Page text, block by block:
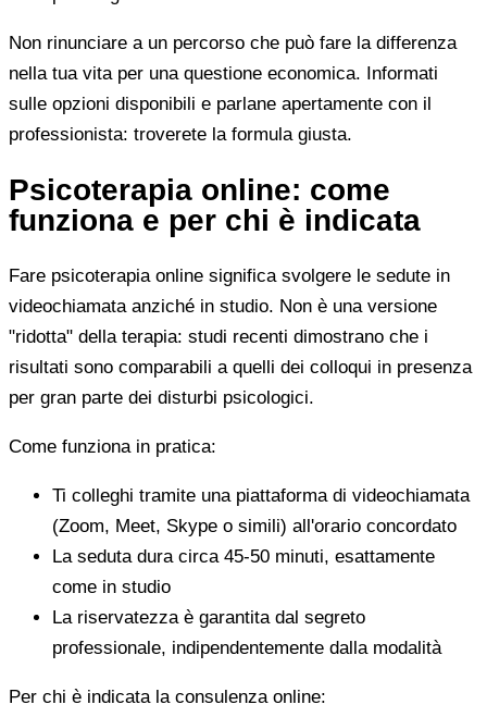
Non rinunciare a un percorso che può fare la differenza
nella tua vita per una questione economica. Informati
sulle opzioni disponibili e parlane apertamente con il
professionista: troverete la formula giusta.
Psicoterapia online: come
funziona e per chi è indicata
Fare psicoterapia online significa svolgere le sedute in
videochiamata anziché in studio. Non è una versione
"ridotta" della terapia: studi recenti dimostrano che i
risultati sono comparabili a quelli dei colloqui in presenza
per gran parte dei disturbi psicologici.
Come funziona in pratica:
Ti colleghi tramite una piattaforma di videochiamata
(Zoom, Meet, Skype o simili) all'orario concordato
La seduta dura circa 45-50 minuti, esattamente
come in studio
La riservatezza è garantita dal segreto
professionale, indipendentemente dalla modalità
Per chi è indicata la consulenza online: